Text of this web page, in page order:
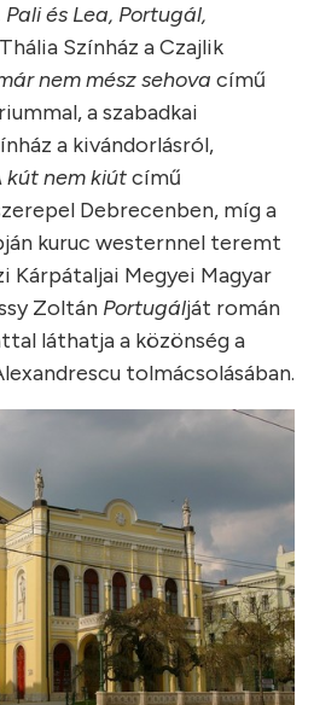
és Lea, Portugál,
Színház a Czajlik
nem mész sehova című
a szabadkai
a kivándorlásról,
kút nem kiútcímű
Debrecenben, míg a
kuruc westernnel teremt
Kárpátaljai Megyei Magyar
Zoltán Portugálját román
láthatja a közönség a
tolmácsolásában.